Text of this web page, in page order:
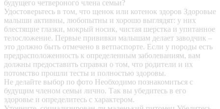
будущего четвероного члена семьи?
Удостоверьтесь в том, что щенок или котенок здоров Здоровые
малыши активны, любопытны и хорошо выглядят: у них
блестящие глазки, мокрый носик, чистая шерстка и упитанное
телосложение. Первые прививки малышам делает заводчик –
это должно быть отмечено в ветпаспорте. Если у породы есть
предрасположенность к определенным заболеваниям, вам
должны предоставить справки о том, что родители и их
потомство прошли тесты и полностью здоровы.
Не делайте выбор по фото Необходимо познакомиться с
будущим членом семьи лично. Так вы убедитесь в его
здоровье и определитесь с характером.